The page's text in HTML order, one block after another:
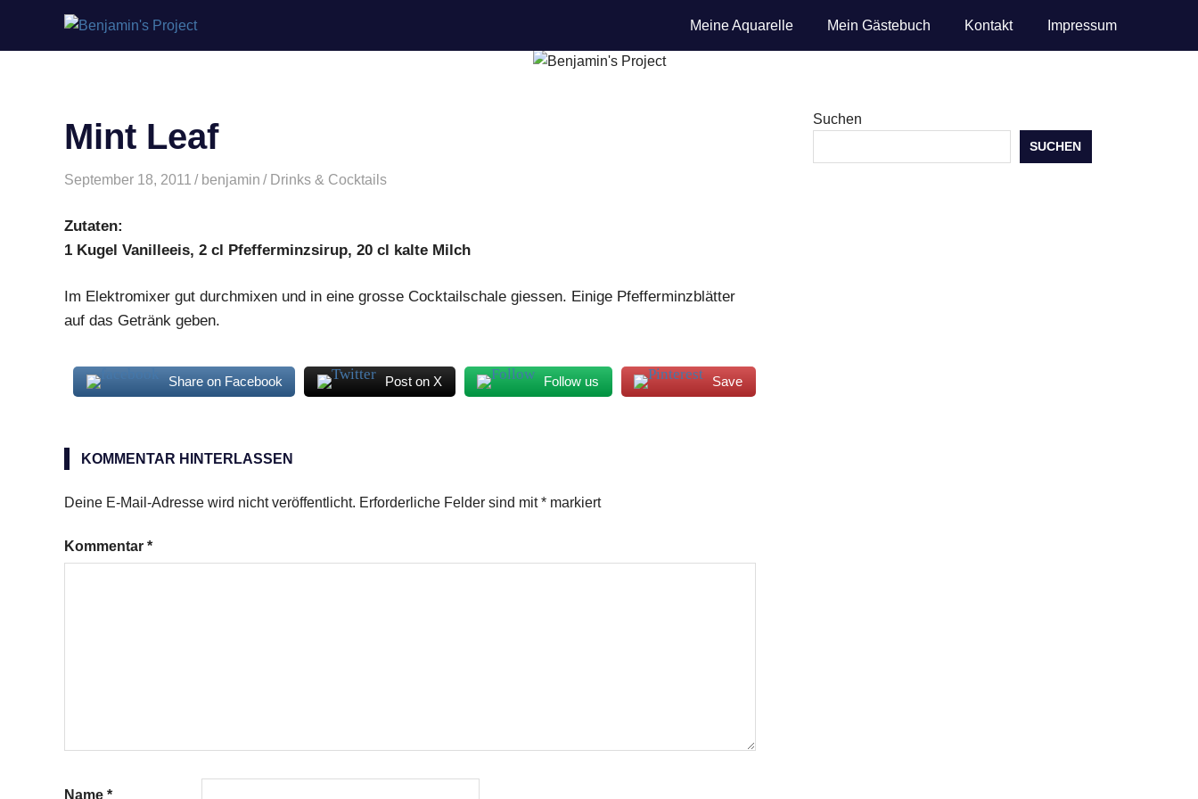
Meine Aquarelle Mein Gästebuch Kontakt Impressum
Mint Leaf
September 18, 2011 benjamin Drinks & Cocktails
Zutaten:
1 Kugel Vanilleeis, 2 cl Pfefferminzsirup, 20 cl kalte Milch
Im Elektromixer gut durchmixen und in eine grosse Cocktailschale giessen. Einige Pfefferminzblätter
auf das Getränk geben.
Share on Facebook Post on X Follow us Save
KOMMENTAR HINTERLASSEN
Deine E-Mail-Adresse wird nicht veröffentlicht. Erforderliche Felder sind mit* markiert
Kommentar *
Name *
Suchen
SUCHEN